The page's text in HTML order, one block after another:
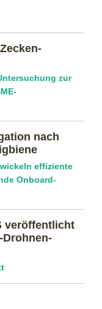
zur
nach
effiziente
Onboard-
veröffentlicht
Drohnen-